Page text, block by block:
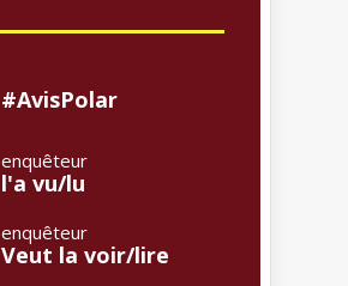
#AvisPolar
enquêteur
l'a vu/lu
enquêteur
Veut la voir/lire